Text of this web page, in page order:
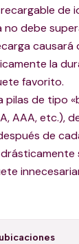
de
debe
causará
la
favorito.
pilas de tipo
AAA, etc.),
de